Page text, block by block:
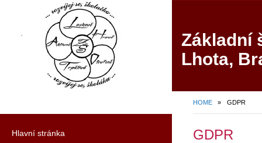
Základní
Lhota,
HOME » GDPR
Hlavní stránka GDPR